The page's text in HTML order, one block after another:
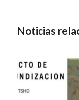
Noticias